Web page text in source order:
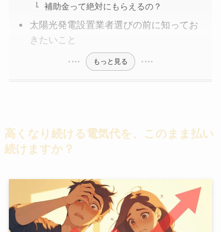
補助金って絶対にもらえるの？
太陽光発電設置業者選びの前に知ってお
きたいこと
もっと見る
高くなり続ける電気代を、このまま払い
続けますか？